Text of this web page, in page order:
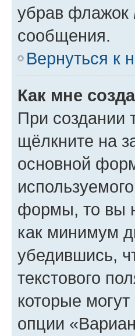
убрав флажок
сообщения.
Вернуться к
Как мне
При создании
щёлкните на
основной
формы, то вы
как минимум
убедившись,
текстового
которые
опции